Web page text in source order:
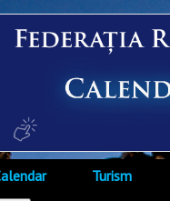
Turism